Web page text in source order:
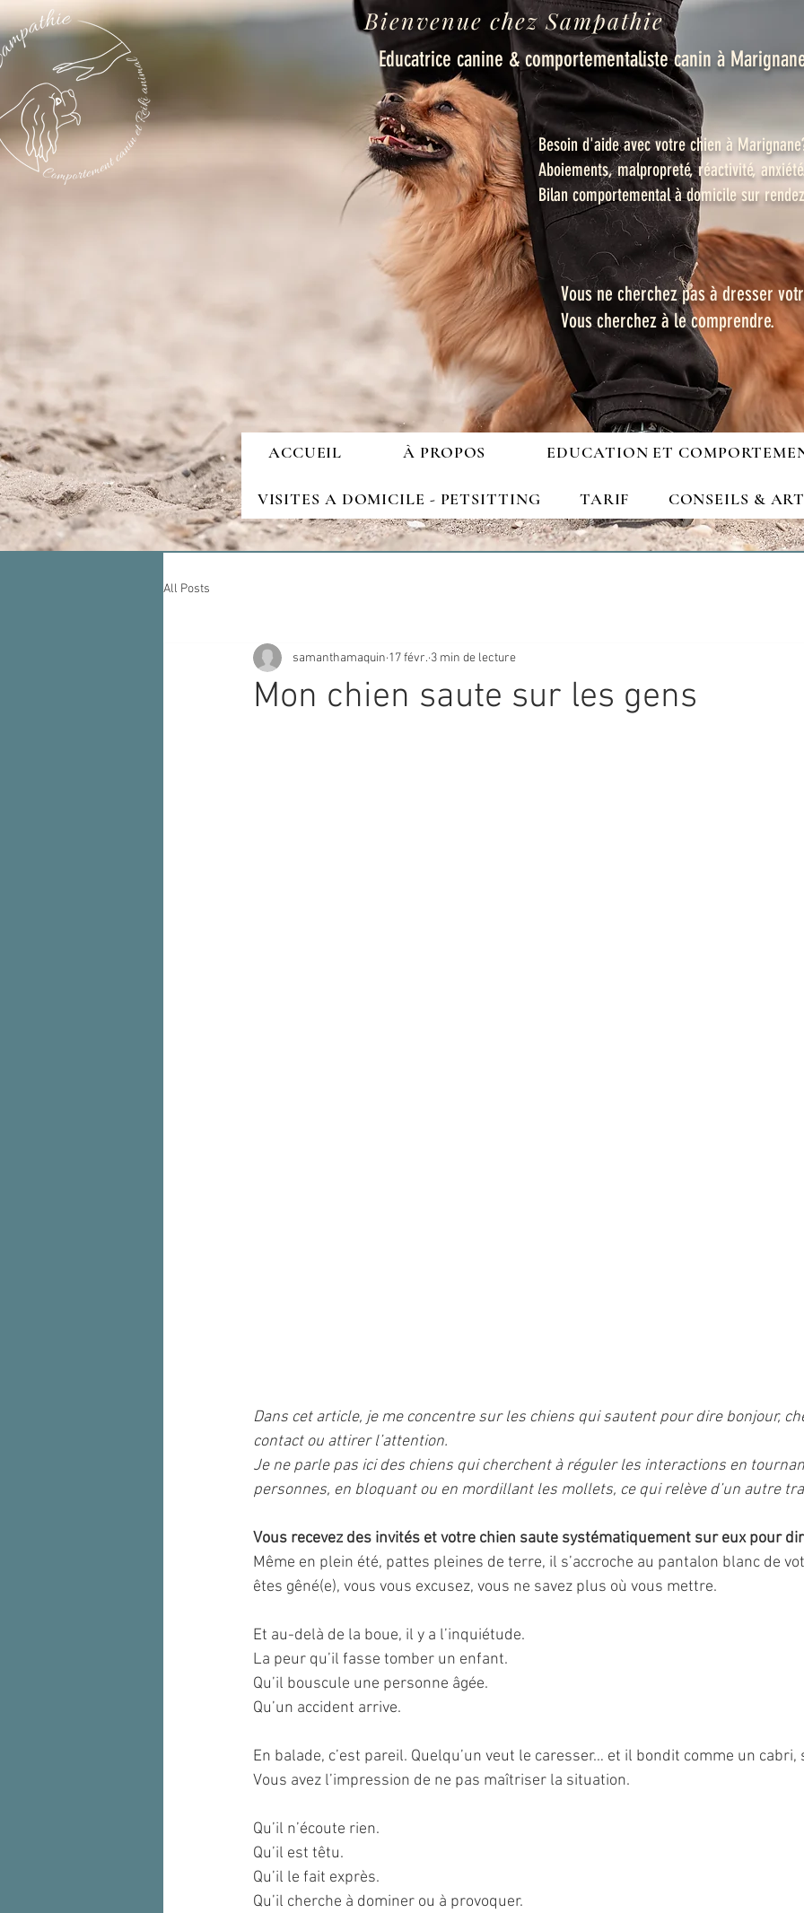
Bienvenue chez Sampathie
Educatrice canine & comportementaliste canin à
Besoin d'aide avec votre chien à
Aboiements, malpropreté, réactivité,
Bilan comportemental à domicile sur
Vous ne cherchez pas à dresser
Vous cherchez à le comprendre.
ACCUEIL À PROPOS EDUCATION ET
VISITES A DOMICILE - PETSITTING TARIF CONSEILS &
All Posts
Mon chien saute sur les gens
samanthamaquin 17 févr. 3 min de lecture
Dans cet article, je me concentre sur les chiens qui sautent pour dire bonjour,
contact ou attirer l’attention.
Je ne parle pas ici des chiens qui cherchent à réguler les interactions en
personnes, en bloquant ou en mordillant les mollets, ce qui relève d’un autre
Vous recevez des invités et votre chien saute systématiquement sur eux pour
Même en plein été, pattes pleines de terre, il s’accroche au pantalon blanc de
êtes gêné(e), vous vous excusez, vous ne savez plus où vous mettre.
Et au-delà de la boue, il y a l’inquiétude.
La peur qu’il fasse tomber un enfant.
Qu’il bouscule une personne âgée.
Qu’un accident arrive.
En balade, c’est pareil. Quelqu’un veut le caresser… et il bondit comme un cabri,
Vous avez l’impression de ne pas maîtriser la situation.
Qu’il n’écoute rien.
Qu’il est têtu.
Qu’il le fait exprès.
Qu’il cherche à dominer ou à provoquer.